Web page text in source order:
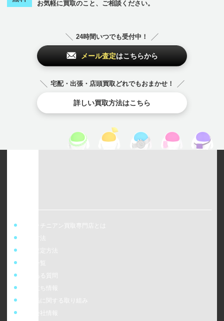
お気軽に買取のこと、ご相談ください。
24時間いつでも受付中！
メール査定はこちらから
宅配・出張・店頭買取どれでもおまかせ！
詳しい買取方法はこちら
ウォッチニアン買取専門店とは
買取方法
事前査定方法
店舗一覧
よくある質問
偽造品に関する取り組み